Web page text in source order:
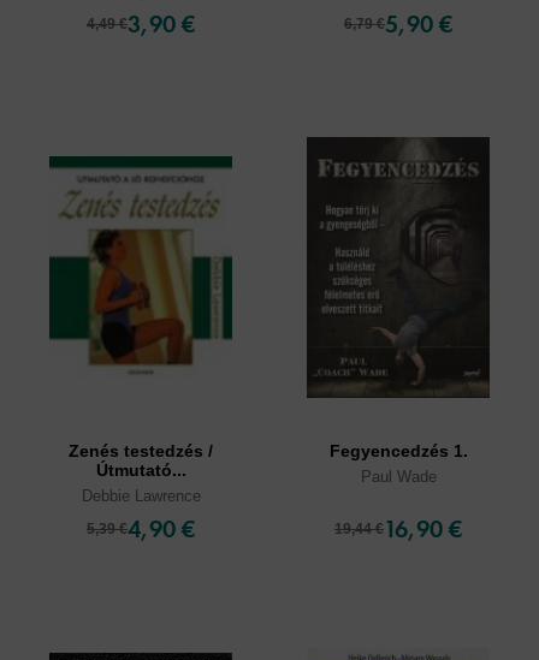
4,49 €3,90 € 6,79 €5,90 €
Zenés testedzés /
Útmutató...
Debbie Lawrence
5,39 €4,90 €
Fegyencedzés 1.
Paul Wade
19,44 €16,90 €